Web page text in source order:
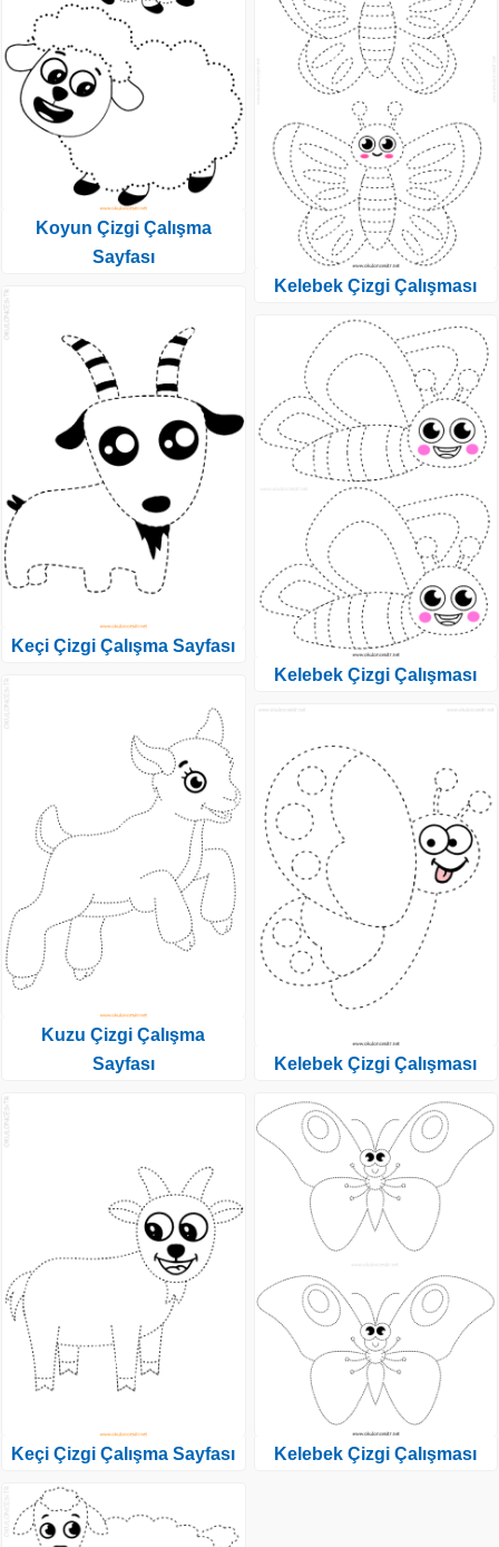
Koyun Çizgi Çalışma
Sayfası
Keçi Çizgi Çalışma Sayfası
Kuzu Çizgi Çalışma
Sayfası
Keçi Çizgi Çalışma Sayfası
Kelebek Çizgi Çalışması
Kelebek Çizgi Çalışması
Kelebek Çizgi Çalışması
Kelebek Çizgi Çalışması